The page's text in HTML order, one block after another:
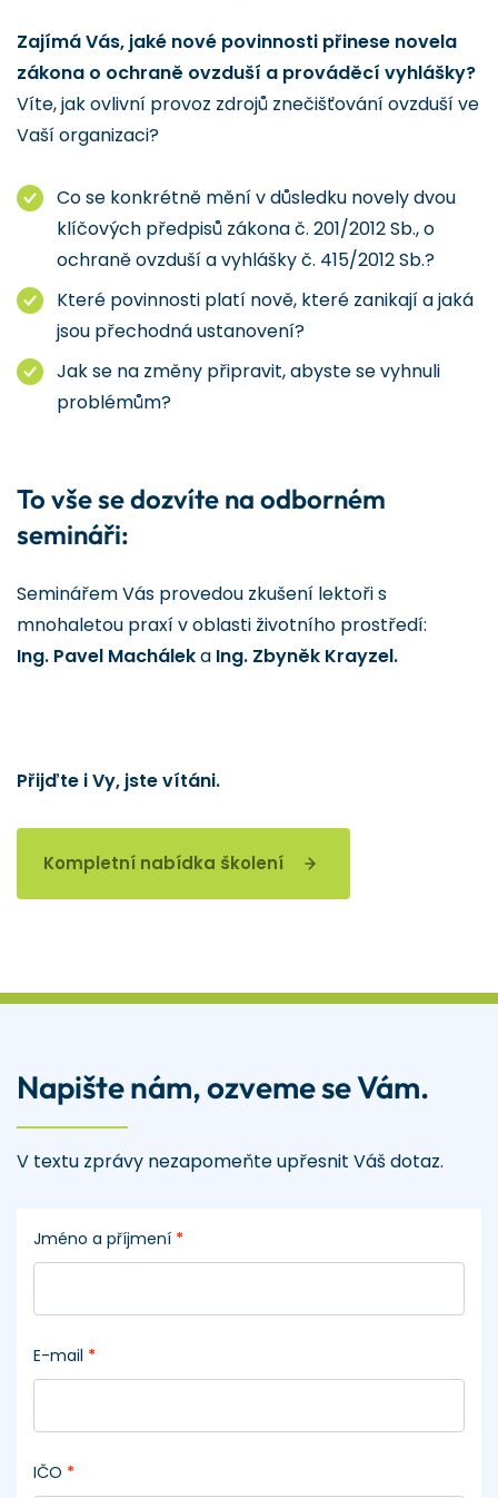
Zajímá Vás, jaké nové povinnosti přinese novela
zákona o ochraně ovzduší a prováděcí vyhlášky?
Víte, jak ovlivní provoz zdrojů znečišťování ovzduší ve
Vaší organizaci?
Co se konkrétně mění v důsledku novely dvou
klíčových předpisů zákona č. 201/2012 Sb., o
ochraně ovzduší a vyhlášky č. 415/2012 Sb.?
Které povinnosti platí nově, které zanikají a jaká
jsou přechodná ustanovení?
Jak se na změny připravit, abyste se vyhnuli
problémům?
To vše se dozvíte na odborném
semináři:
Seminářem Vás provedou zkušení lektoři s
mnohaletou praxí v oblasti životního prostředí:
Ing. Pavel Macháleka Ing. Zbyněk Krayzel.
Přijďte i Vy, jste vítáni.
Kompletní nabídka školení
Napište nám, ozveme se Vám.
V textu zprávy nezapomeňte upřesnit Váš dotaz.
Jméno a příjmení *
E-mail *
IČO *